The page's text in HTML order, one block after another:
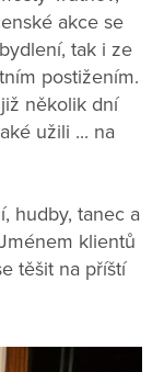
akce se
tak i ze
postižením.
několik dní
užili ... na
hudby, tanec a
klientů
těšit na příští